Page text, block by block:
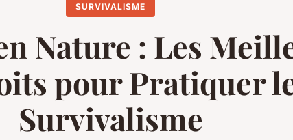
SURVIVALISME
Nature : Les
pour Pratiquer
Survivalisme